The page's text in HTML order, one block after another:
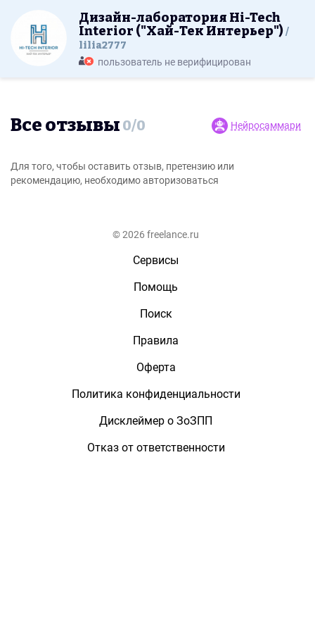
Дизайн-лаборатория Hi-Tech
Interior ("Хай-Тек Интерьер")
lilia2777
пользователь не верифицирован
Все отзывы 0/0 Нейросаммари
Для того, чтобы оставить отзыв, претензию или
рекомендацию, необходимо авторизоваться
© 2026 freelance.ru
Сервисы
Помощь
Поиск
Правила
Оферта
Политика конфиденциальности
Дисклеймер о ЗоЗПП
Отказ от ответственности